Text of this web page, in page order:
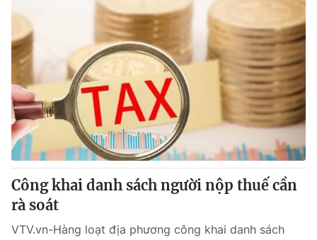
Giải sao mai
Sao
Làm đẹp
Chất lượng cuộc sống
Giáo dục
Tuyển sinh
Học trực tuyến
Công nghệ
Hitech Công nghệ tương lai
Sản phẩm
Thị trường
Tư vấn
Giao lưu trực tuyến
Lịch phát sóng
Chuyên mục khác
Emagazine
Công khai danh sách người nộp thuế cần
rà soát
VTV.vn-Hàng loạt địa phương công khai danh sách